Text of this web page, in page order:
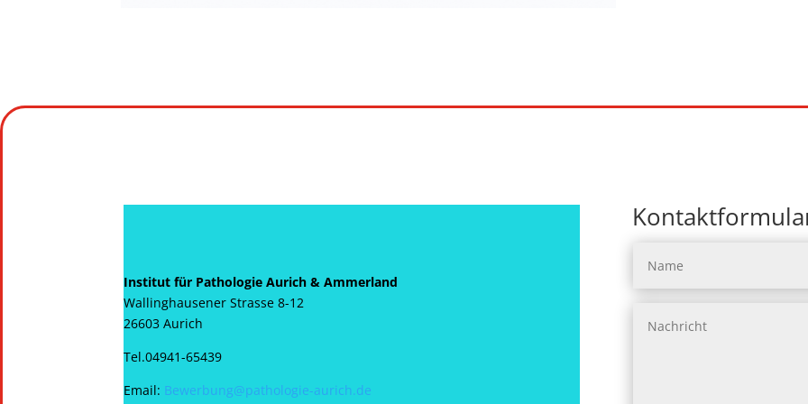
Institut für Pathologie Aurich & Ammerland
Wallinghausener Strasse 8-12
26603 Aurich
Tel.04941-65439
Email: Bewerbung@pathologie-aurich.de